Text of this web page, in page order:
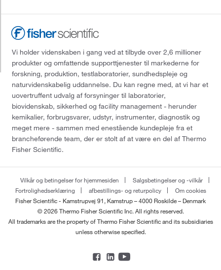
Vi holder videnskaben i gang ved at tilbyde over 2,6 millioner
produkter og omfattende supporttjenester til markederne for
forskning, produktion, testlaboratorier, sundhedspleje og
naturvidenskabelig uddannelse. Du kan regne med, at vi har et
uovertruffent udvalg af forsyninger til laboratorier,
biovidenskab, sikkerhed og facility management - herunder
kemikalier, forbrugsvarer, udstyr, instrumenter, diagnostik og
meget mere - sammen med enestående kundepleje fra et
brancheførende team, der er stolt af at være en del af Thermo
Fisher Scientific.
Vilkår og betingelser for hjemmesiden
Salgsbetingelser og -vilkår
Fortrolighedserklæring
afbestillings- og returpolicy
Om cookies
Fisher Scientific - Kamstrupvej 91, Kamstrup – 4000 Roskilde – Denmark
© 2026 Thermo Fisher Scientific Inc. All rights reserved.
All trademarks are the property of Thermo Fisher Scientific and its subsidiaries
unless otherwise specified.